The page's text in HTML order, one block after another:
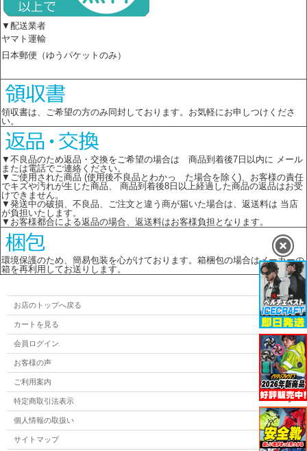
▼配送業者
ヤマト運輸
日本郵便（ゆうパケットのみ）
領収書は、ご希望の方のみ同封しております。お気軽にお申しつけくださ
い。
▼不良品のため返品・交換をご希望の場合は 商品到着後7日以内に メール
または電話でご連絡ください。
▼ご使用された商品 (使用後不良品とわかっ た場合を除く)、お客様の責任
でキズや汚れが生じた商品、 商品到着後8日以上経過した商品の返品はお受
けできません。
▼発送中の破損、不良品、ご注文と違う商が届いた場合は、返送料は 当店
が負担いたします。
▼お客様都合による返品の場合、返送料はお客様負担となります。
環境保護のため、簡易包装を心がけております。箱梱包の場合はメーカーの
箱を再利用してお送りします。
お店のトップへ戻る
カートを見る
会員ログイン
お客様の声
ご利用案内
特定商取引法表示
個人情報の取扱い
サイトマップ